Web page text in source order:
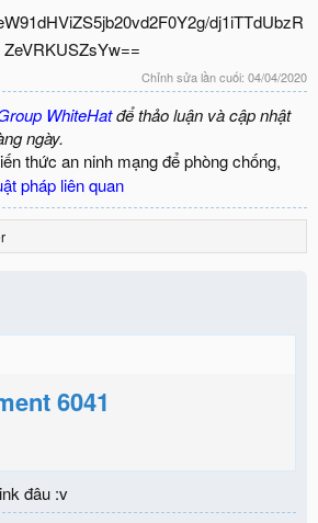
dj1iTTdUbzR
ZeVRKUSZsYw==​
Chỉnh sửa lần cuối: 04/04/2020
WhiteHatđể thảo luận và cập nhật
ngày.
thức an ninh mạng để phòng chống,
pháp liên quan
6041
đâu :v